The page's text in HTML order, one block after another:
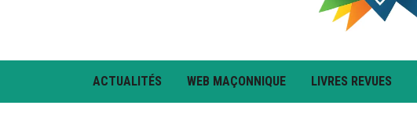
ACTUALITÉS WEB MAÇONNIQUE LIVRES REVUES